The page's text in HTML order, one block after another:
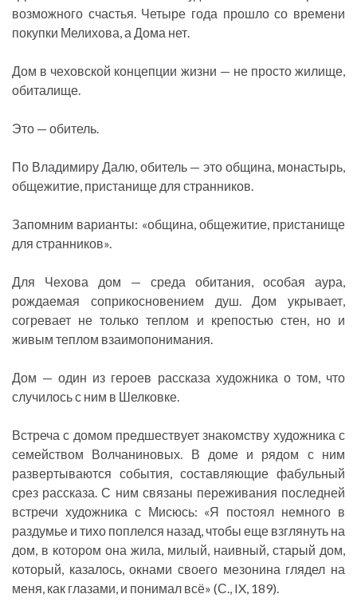
возможного счастья. Четыре года прошло со времени
покупки Мелихова, а Дома нет.
Дом в чеховской концепции жизни — не просто жилище,
обиталище.
Это — обитель.
По Владимиру Далю, обитель — это община, монастырь,
общежитие, пристанище для странников.
Запомним варианты: «община, общежитие, пристанище
для странников».
Для Чехова дом — среда обитания, особая аура,
рождаемая соприкосновением душ. Дом укрывает,
согревает не только теплом и крепостью стен, но и
живым теплом взаимопонимания.
Дом — один из героев рассказа художника о том, что
случилось с ним в Шелковке.
Встреча с домом предшествует знакомству художника с
семейством Волчаниновых. В доме и рядом с ним
развертываются события, составляющие фабульный
срез рассказа. С ним связаны переживания последней
встречи художника с Мисюсь: «Я постоял немного в
раздумье и тихо поплелся назад, чтобы еще взглянуть на
дом, в котором она жила, милый, наивный, старый дом,
который, казалось, окнами своего мезонина глядел на
меня, как глазами, и понимал всё» (С., IX, 189).